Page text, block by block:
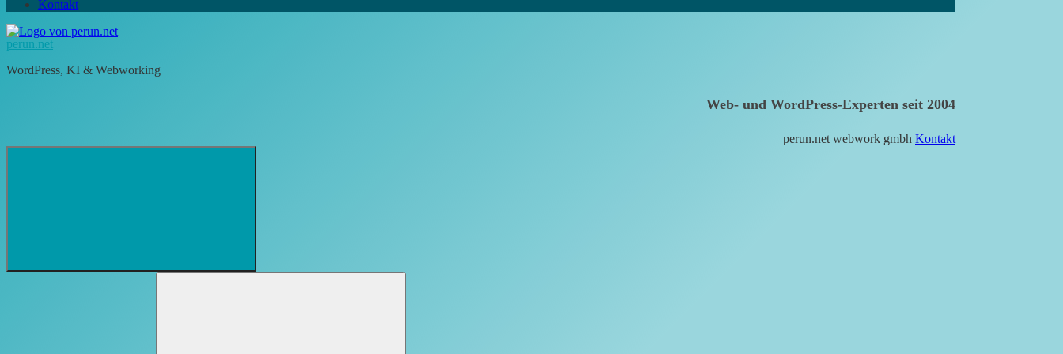
Kontakt
perun.net
WordPress, KI & Webworking
Web- und WordPress-Experten seit 2004
perun.net webwork gmbh Kontakt
Suchformular